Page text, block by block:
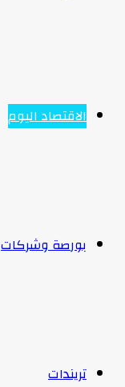
الاقتصاد اليوم
بورصة وشركات
تريندات